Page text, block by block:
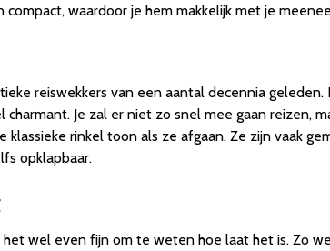
waardoor je hem makkelijk met je
reiswekkers van een aantal decennia
charmant. Je zal er niet zo snel mee gaan reizen,
rinkel toon als ze afgaan. Ze zijn vaak
opklapbaar.
wel even fijn om te weten hoe laat het is. Zo